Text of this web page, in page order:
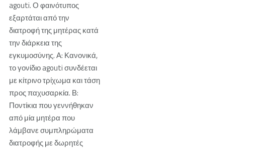
agouti. Ο φαινότυπος
εξαρτάται από την
διατροφή της μητέρας κατά
την διάρκεια της
εγκυμοσύνης. Α: Κανονικά,
το γονίδιο agouti συνδέεται
με κίτρινο τρίχωμα και τάση
προς παχυσαρκία. Β:
Ποντίκια που γεννήθηκαν
από μία μητέρα που
λάμβανε συμπληρώματα
διατροφής με δωρητές